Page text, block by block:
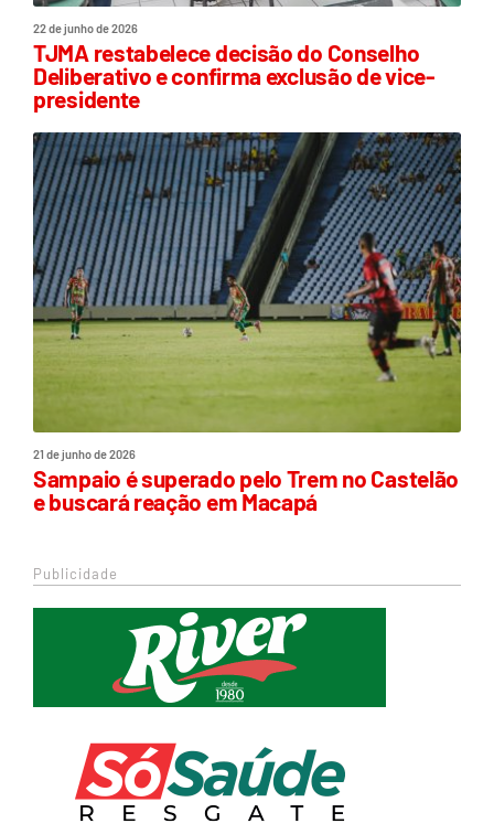
22 de junho de 2026
TJMA restabelece decisão do Conselho
Deliberativo e confirma exclusão de vice-
presidente
21 de junho de 2026
Sampaio é superado pelo Trem no Castelão
e buscará reação em Macapá
Publicidade